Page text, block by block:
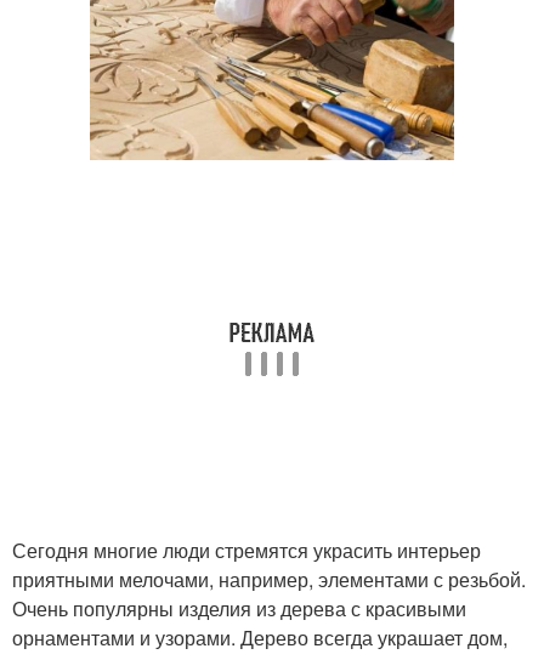
Сегодня многие люди стремятся украсить интерьер
приятными мелочами, например, элементами с резьбой.
Очень популярны изделия из дерева с красивыми
орнаментами и узорами. Дерево всегда украшает дом,